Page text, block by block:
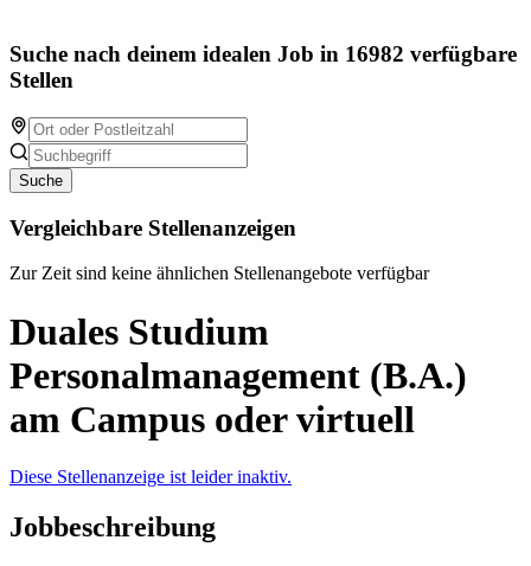
Suche nach deinem idealen Job in 16982 verfügbare
Stellen
Suche
Vergleichbare Stellenanzeigen
Zur Zeit sind keine ähnlichen Stellenangebote verfügbar
Duales Studium
Personalmanagement (B.A.)
am Campus oder virtuell
Diese Stellenanzeige ist leider inaktiv.
Jobbeschreibung